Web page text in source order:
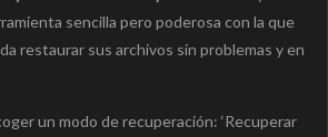
sencilla pero poderosa con la que
restaurar sus archivos sin problemas y en
un modo de recuperación: ‘Recuperar